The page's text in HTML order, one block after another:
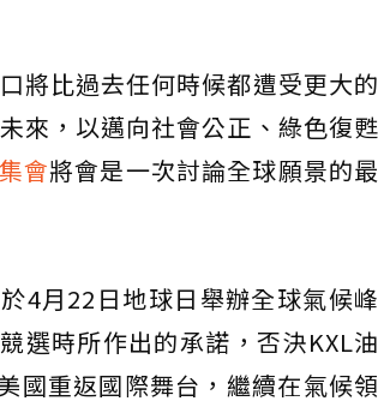
將比過去任何時候都遭受更大的
來，以邁向社會公正、綠色復甦
會將會是一次討論全球願景的最
4月22日地球日舉辦全球氣候峰
選時所作出的承諾，否決KXL油
國重返國際舞台，繼續在氣候領